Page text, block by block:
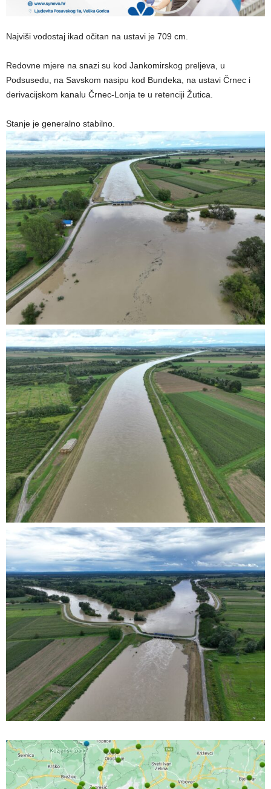
Najviši vodostaj ikad očitan na ustavi je 709 cm.
Redovne mjere na snazi su kod Jankomirskog preljeva, u
Podsusedu, na Savskom nasipu kod Bundeka, na ustavi Črnec i
derivacijskom kanalu Črnec-Lonja te u retenciji Žutica.
Stanje je generalno stabilno.